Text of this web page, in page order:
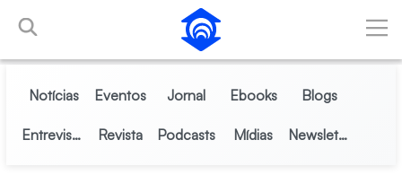
Pular para o Conteúdo principal
Notícias Eventos Jornal Ebooks Blogs
Entrevistas Revista Podcasts Mídias Newsletter